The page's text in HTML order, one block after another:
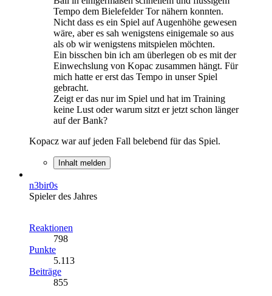
Tempo dem Bielefelder Tor nähern konnten.
Nicht dass es ein Spiel auf Augenhöhe gewesen
wäre, aber es sah wenigstens einigemale so aus
als ob wir wenigstens mitspielen möchten.
Ein bisschen bin ich am überlegen ob es mit der
Einwechslung von Kopac zusammen hängt. Für
mich hatte er erst das Tempo in unser Spiel
gebracht.
Zeigt er das nur im Spiel und hat im Training
keine Lust oder warum sitzt er jetzt schon länger
auf der Bank?
Kopacz war auf jeden Fall belebend für das Spiel.
Inhalt melden
n3bir0s
Spieler des Jahres
Reaktionen
798
Punkte
5.113
Beiträge
855